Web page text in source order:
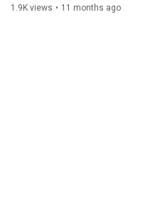
す！まゆりなクリニック
1.9K views • 11 months ago